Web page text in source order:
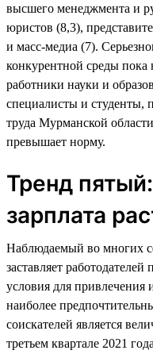
высшего менеджмента и
юристов (8,3),
и масс-медиа (7).
конкурентной среды
работники науки и
специалисты и студенты,
труда Мурманской
превышает норму.
Тренд
зарплата
Наблюдаемый во многих
заставляет
условия для привлечения
наиболее
соискателей является
третьем квартале 2021